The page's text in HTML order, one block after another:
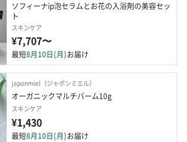
ソフィーナip泡セラムとお花の入浴剤の美容セッ
ト
スキンケア
¥7,707〜
最短8月10日(月)お届け
japonmiel（ジャポンミエル）
オーガニックマルチバーム10g
スキンケア
¥1,430
最短8月10日(月)お届け